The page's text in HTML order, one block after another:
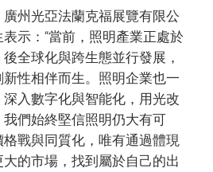
州光亞法蘭克福展覽有限公
示：“當前，照明產業正處於
全球化與跨生態並行發展，
性相伴而生。照明企業也一
入數字化與智能化，用光改
們始終堅信照明仍大有可
戰與同質化，唯有通過體現
的市場，找到屬於自己的出